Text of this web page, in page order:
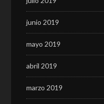
junio 2019
mayo 2019
abril 2019
marzo 2019